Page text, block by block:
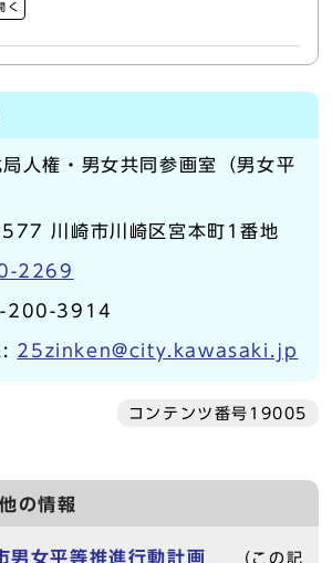
く
人権・男女共同参画室（男女平
川崎市川崎区宮本町1番地
2269
200-3914
: 25zinken@city.kawasaki.jp
コンテンツ番号19005
の情報
女平等推進行動計画
（この記